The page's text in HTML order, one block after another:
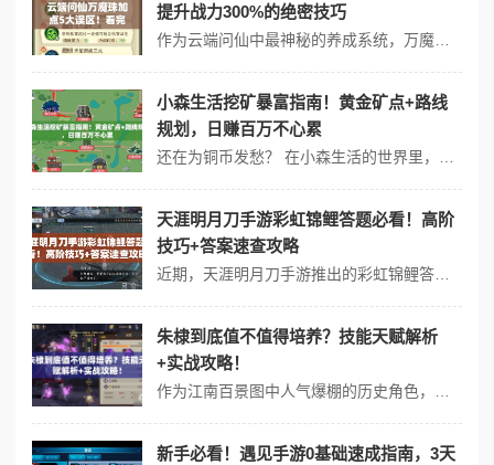
提升战力300%的绝密技巧
小森生活挖矿暴富指南！黄金矿点+路线
规划，日赚百万不心累
天涯明月刀手游彩虹锦鲤答题必看！高阶
技巧+答案速查攻略
朱棣到底值不值得培养？技能天赋解析
+实战攻略！
新手必看！遇见手游0基础速成指南，3天